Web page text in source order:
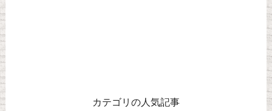
カテゴリの人気記事